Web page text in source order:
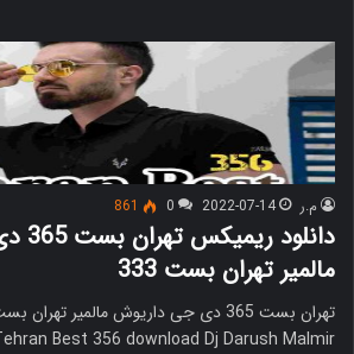
م.ر 2022-07-14
0
861
مالمیر تهران بست 333
Best 356 download Dj Darush Malmir…